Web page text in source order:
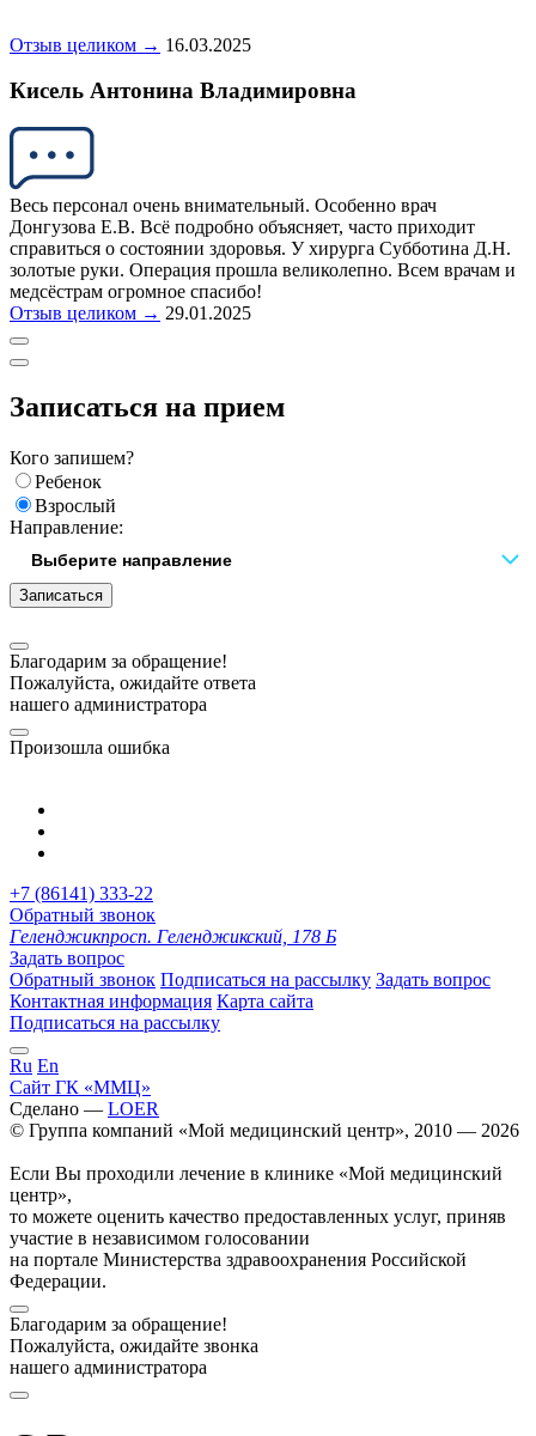
Отзыв целиком → 16.03.2025
Кисель Антонина Владимировна
Весь персонал очень внимательный. Особенно врач
Донгузова Е.В. Всё подробно объясняет, часто приходит
справиться о состоянии здоровья. У хирурга Субботина Д.Н.
золотые руки. Операция прошла великолепно. Всем врачам и
медсёстрам огромное спасибо!
Отзыв целиком → 29.01.2025
Записаться на прием
Кого запишем?
Ребенок
Взрослый
Направление:
Записаться
Благодарим за обращение!
Пожалуйста, ожидайте ответа
нашего администратора
Произошла ошибка
+7 (86141) 333-22
Обратный звонок
Геленджикпросп. Геленджикский, 178 Б
Задать вопрос
Обратный звонок Подписаться на рассылку Задать вопрос
Контактная информация Карта сайта
Подписаться на рассылку
Ru En
Сайт ГК «ММЦ»
Сделано — LOER
© Группа компаний «Мой медицинский центр», 2010 — 2026
Если Вы проходили лечение в клинике «Мой медицинский
центр»,
то можете оценить качество предоставленных услуг, приняв
участие в независимом голосовании
на портале Министерства здравоохранения Российской
Федерации.
Благодарим за обращение!
Пожалуйста, ожидайте звонка
нашего администратора